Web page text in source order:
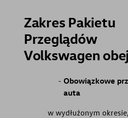
Zakres Pakietu
Przeglądów
Volkswagen
Obowiązkowe
auta
w wydłużonym